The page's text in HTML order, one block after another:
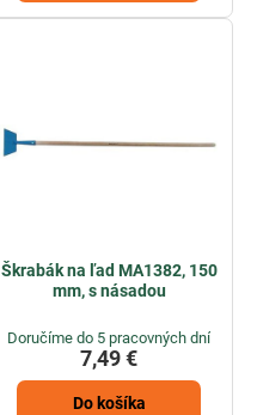
Škrabák na ľad MA1382, 150
mm, s násadou
Doručíme do 5 pracovných dní
7,49 €
Do košíka